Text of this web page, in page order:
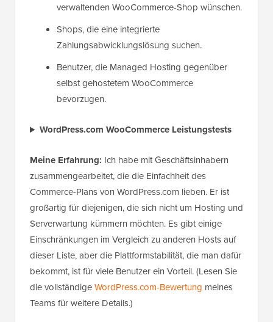
verwaltenden WooCommerce-Shop wünschen.
Shops, die eine integrierte
Zahlungsabwicklungslösung suchen.
Benutzer, die Managed Hosting gegenüber
selbst gehostetem WooCommerce
bevorzugen.
WordPress.com WooCommerce Leistungstests
Meine Erfahrung: Ich habe mit Geschäftsinhabern
zusammengearbeitet, die die Einfachheit des
Commerce-Plans von WordPress.com lieben. Er ist
großartig für diejenigen, die sich nicht um Hosting und
Serverwartung kümmern möchten. Es gibt einige
Einschränkungen im Vergleich zu anderen Hosts auf
dieser Liste, aber die Plattformstabilität, die man dafür
bekommt, ist für viele Benutzer ein Vorteil. (Lesen Sie
die vollständigeWordPress.com-Bewertung meines
Teams für weitere Details.)